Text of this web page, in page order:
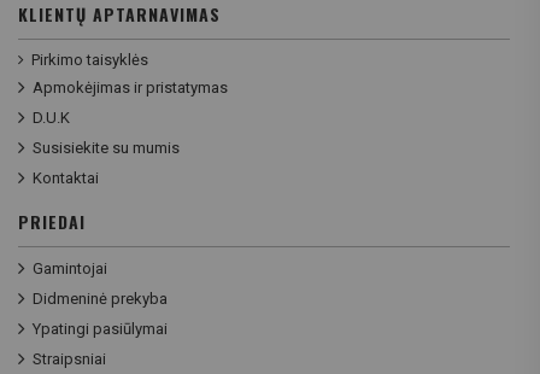
KLIENTŲ APTARNAVIMAS
Pirkimo taisyklės
Apmokėjimas ir pristatymas
D.U.K
Susisiekite su mumis
Kontaktai
PRIEDAI
Gamintojai
Didmeninė prekyba
Ypatingi pasiūlymai
Straipsniai